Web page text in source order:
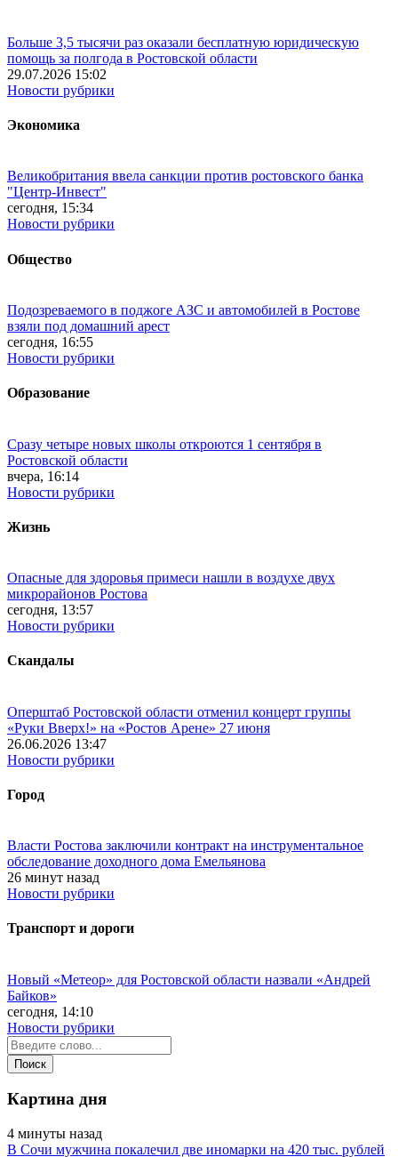
Больше 3,5 тысячи раз оказали бесплатную юридическую
помощь за полгода в Ростовской области
29.07.2026 15:02
Новости рубрики
Экономика
Великобритания ввела санкции против ростовского банка
"Центр-Инвест"
сегодня, 15:34
Новости рубрики
Общество
Подозреваемого в поджоге АЗС и автомобилей в Ростове
взяли под домашний арест
сегодня, 16:55
Новости рубрики
Образование
Сразу четыре новых школы откроются 1 сентября в
Ростовской области
вчера, 16:14
Новости рубрики
Жизнь
Опасные для здоровья примеси нашли в воздухе двух
микрорайонов Ростова
сегодня, 13:57
Новости рубрики
Скандалы
Оперштаб Ростовской области отменил концерт группы
«Руки Вверх!» на «Ростов Арене» 27 июня
26.06.2026 13:47
Новости рубрики
Город
Власти Ростова заключили контракт на инструментальное
обследование доходного дома Емельянова
26 минут назад
Новости рубрики
Транспорт и дороги
Новый «Метеор» для Ростовской области назвали «Андрей
Байков»
сегодня, 14:10
Новости рубрики
Картина дня
4 минуты назад
В Сочи мужчина покалечил две иномарки на 420 тыс. рублей